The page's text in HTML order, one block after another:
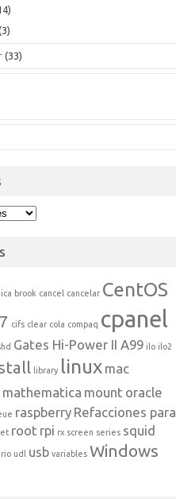
(33)
brook cancel cancelar CentOS
cifs clear cola compaq cpanel
Gates Hi-Power II A99 ilo ilo2
library linux mac
mathematica mount oracle
raspberry Refacciones para
root rpi rx screen series squid
udl usb variables Windows